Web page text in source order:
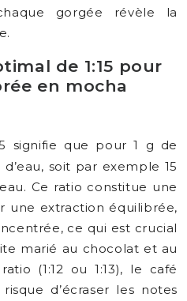
gorgée révèle la
de 1:15 pour
en mocha
signifie que pour 1 g de
soit par exemple 15
Ce ratio constitue une
une extraction équilibrée,
ce qui est crucial
marié au chocolat et au
(1:12 ou 1:13), le café
d’écraser les notes